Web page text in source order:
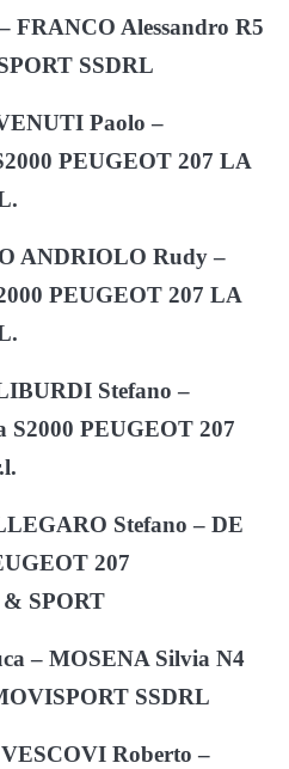
FRANCO Alessandro R5
SSDRL
Paolo –
PEUGEOT 207 LA
ANDRIOLO Rudy –
PEUGEOT 207 LA
Stefano –
PEUGEOT 207
Stefano – DE
207
SPORT
– MOSENA Silvia N4
SSDRL
Roberto –